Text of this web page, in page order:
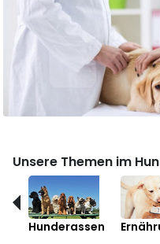
Unsere Themen im
Hunderassen